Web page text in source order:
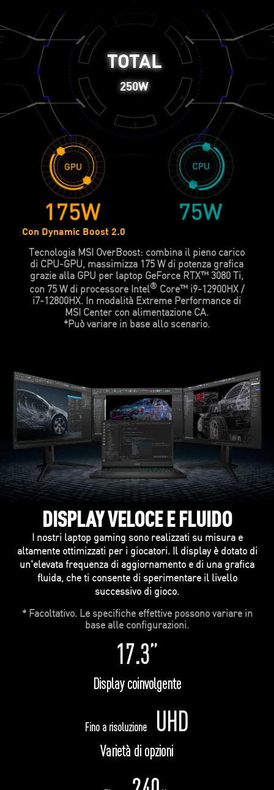
Con Dynamic Boost 2.0
TOTAL
250W
Tecnologia MSI OverBoost: combina il pieno carico
di CPU-GPU, massimizza 175 W di potenza grafica
grazie alla GPU per laptop GeForce RTX™ 3080 Ti,
con 75 W di processore Intel® Core™ i9-12900HX /
i7-12800HX. In modalità Extreme Performance di
MSI Center con alimentazione CA.
*Può variare in base allo scenario.
DISPLAY VELOCE E FLUIDO
I nostri laptop gaming sono realizzati su misura e
altamente ottimizzati per i giocatori. Il display è dotato di
un'elevata frequenza di aggiornamento e di una grafica
fluida, che ti consente di sperimentare il livello
successivo di gioco.
* Facoltativo. Le specifiche effettive possono variare in
base alle configurazioni.
17.3”
Display coinvolgente
Fino a risoluzione UHD
Varietà di opzioni